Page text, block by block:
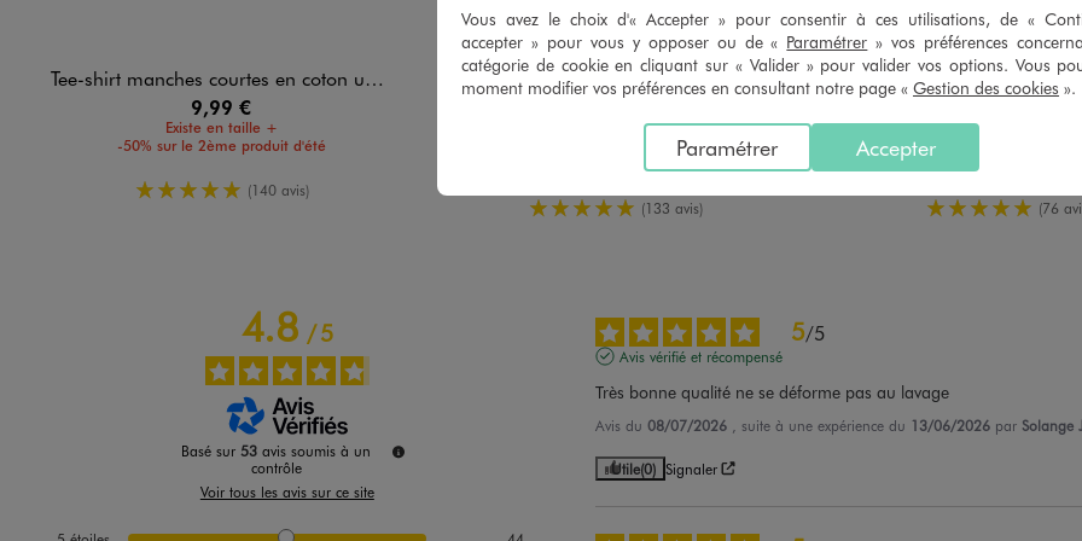
Tee-shirt manches courtes en coton uni homme
9,99 €
Existe en taille +
-50% sur le 2ème produit d'été
5/5 de moyenne
(140 avis)
Tee-shirt manches courtes et col rond homme
Existe en taille +
-50% sur le 2ème produit d'été
5/5 de moyenne
(133 avis)
Tee-shirt manches courtes et col
Existe en taille +
-50% sur le 2ème produit
5/5 de (76
4.8/5
Basé sur53 avis soumis à un
contrôle
Voir tous les avis sur ce site
5/5
Avis vérifié et récompensé
Très bonne qualité ne se déforme pas au lavage
Avis du 08/07/2026 , suite à une expérience du 13/06/2026 par Solange
Utile(0) Signaler
Vous avez le choix d'« Accepter » pour consentir à ces utilisations, de «
accepter » pour vous y opposer ou de « Paramétrer » vos préférences
catégorie de cookie en cliquant sur « Valider » pour valider vos options. Vous
moment modifier vos préférences en consultant notre page « Gestion des cookies ».
Accepter
Paramétrer